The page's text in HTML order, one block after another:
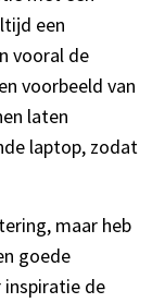
een
vooral de
voorbeeld van
laten
laptop, zodat
maar heb
goede
inspiratie de